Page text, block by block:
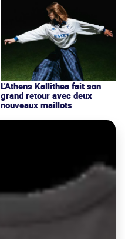
L'Athens Kallithea fait son
grand retour avec deux
nouveaux maillots